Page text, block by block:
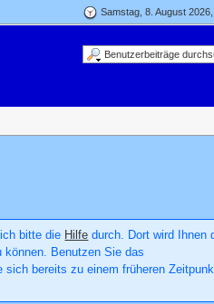
Samstag, 8. August
bitte die Hilfe durch. Dort wird Ihnen
können. Benutzen Sie das
sich bereits zu einem früheren